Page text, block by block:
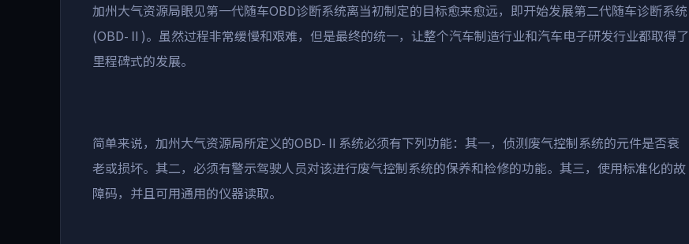
加州大气资源局眼见第一代随车OBD诊断系统离当初制定的目标愈来愈远，即开始发展第二代随车诊断系统
(OBD- Ⅱ )。虽然过程非常缓慢和艰难，但是最终的统一，让整个汽车制造行业和汽车电子研发行业都取得了
里程碑式的发展。
简单来说，加州大气资源局所定义的OBD- Ⅱ系统必须有下列功能：其一，侦测废气控制系统的元件是否衰
老或损坏。其二，必须有警示驾驶人员对该进行废气控制系统的保养和检修的功能。其三，使用标准化的故
障码，并且可用通用的仪器读取。